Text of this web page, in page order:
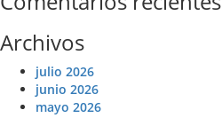
Archivos
julio 2026
junio 2026
mayo 2026